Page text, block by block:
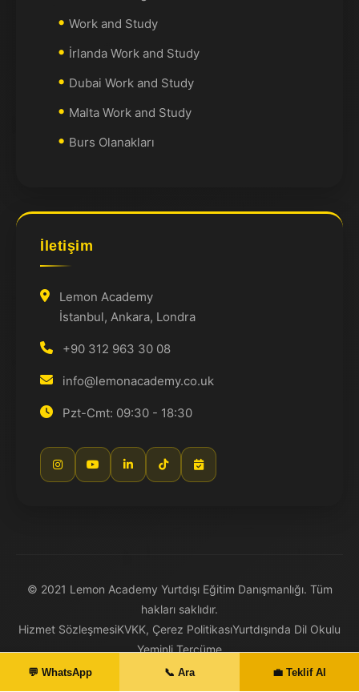
Work and Study
İrlanda Work and Study
Dubai Work and Study
Malta Work and Study
Burs Olanakları
İletişim
Lemon Academy
İstanbul, Ankara, Londra
+90 312 963 30 08
info@lemonacademy.co.uk
Pzt-Cmt: 09:30 - 18:30
© 2021 Lemon Academy Yurtdışı Eğitim Danışmanlığı. Tüm
hakları saklıdır.
Hizmet SözleşmesiKVKK, Çerez PolitikasıYurtdışında Dil Okulu
Yeminli Tercüme
💬 WhatsApp 📞 Ara 💼 Teklif Al